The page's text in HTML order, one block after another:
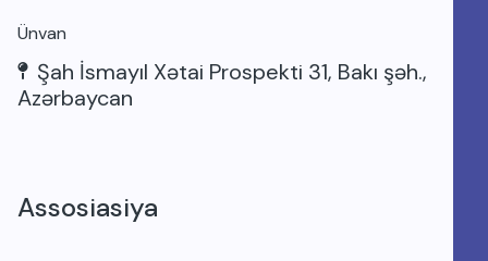
Ünvan
Şah İsmayıl Xətai Prospekti 31, Bakı şəh.,
Azərbaycan
Assosiasiya